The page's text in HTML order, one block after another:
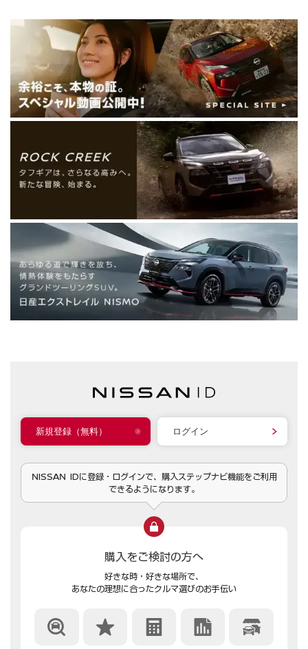
新規登録（無料） ログイン
NISSAN IDに登録・ログインで、購入ステップナビ機能をご利用
できるようになります。
購入をご検討の方へ
好きな時・好きな場所で、
あなたの理想に合ったクルマ選びのお手伝い